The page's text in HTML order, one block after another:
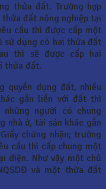
thửa đất. Trường hợp
đất nông nghiệp tại
cầu thì được cấp một
sử dụng có hai thửa đất
thì sẽ được cấp hai
thửa đất.
quyền dụng đất, nhiều
gắn liền với đất thì
người có chung
nhà ở, tài sản khác gắn
chứng nhận; trường
cầu thì cấp chung một
diện. Như vậy một chủ
và một thửa đất